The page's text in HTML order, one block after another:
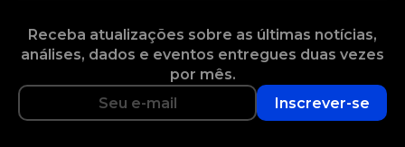
Receba atualizações sobre as últimas notícias,
análises, dados e eventos entregues duas vezes
por mês.
Inscrever-se